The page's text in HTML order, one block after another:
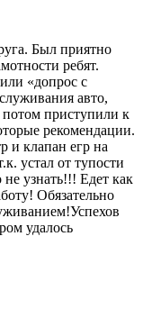
Был приятно
ребят.
«допрос с
авто,
потом приступили к
рекомендации.
и клапан егр на
устал от тупости
узнать!!! Едет как
Обязательно
удалось